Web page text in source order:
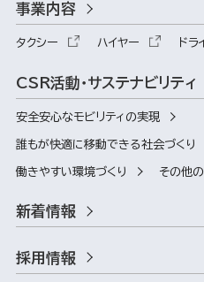
事業内容
タクシー ハイヤー ドラ
CSR活動・サステナビリティ
安全安心なモビリティの実現
誰もが快適に移動できる社会づくり
働きやすい環境づくり その他
新着情報
採用情報